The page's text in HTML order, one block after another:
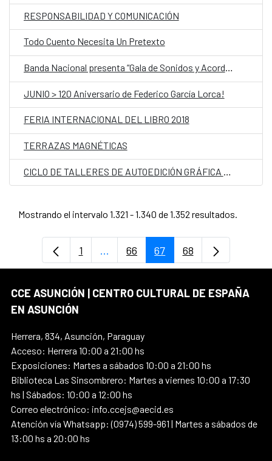
RESPONSABILIDAD Y COMUNICACIÓN
Todo Cuento Necesita Un Pretexto
Banda Nacional presenta “Gala de Sonidos y Acordes”
JUNIO > 120 Aniversario de Federico García Lorca!
FERIA INTERNACIONAL DEL LIBRO 2018
TERRAZAS MAGNÉTICAS
Mostrando el intervalo 1.321 - 1.340 de 1.352 resultados.
Página
1 ...Páginas intermedias Use TAB para
Página
66 Página
67 Página
68
CCE ASUNCIÓN | CENTRO CULTURAL DE ESPAÑA
EN ASUNCIÓN
Herrera, 834, Asunción, Paraguay
Acceso: Herrera 10:00 a 21:00 hs
Exposiciones: Martes a sábados 10:00 a 21:00 hs
Biblioteca Las Sinsombrero: Martes a viernes 10:00 a 17:30
hs | Sábados: 10:00 a 12:00 hs
Correo electrónico: info.ccejs@aecid.es
Atención vía Whatsapp: (0974) 599-961 | Martes a sábados de
13:00 hs a 20:00 hs